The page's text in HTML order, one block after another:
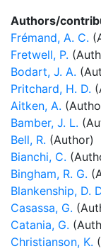
Authors/
Frémand, A. C.
Fretwell, P.
Bodart, J. A.
Pritchard, H. D.
Aitken, A.
Bamber, J. L.
Bell, R. (Author)
Bianchi, C.
Bingham, R. G.
Blankenship, D.
Casassa, G.
Catania, G.
Christianson, K.